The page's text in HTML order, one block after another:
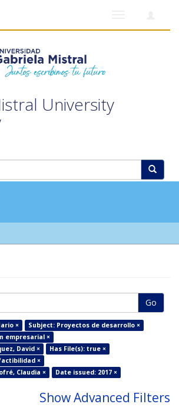
University
Go
×
Subject: Proyectos de desarrollo ×
empresarial ×
David ×
Has File(s): true ×
×
Claudia ×
Date issued: 2017 ×
Show Advanced Filters